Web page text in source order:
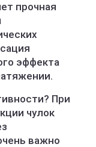
прочная
эффекта
При
чулок
важно